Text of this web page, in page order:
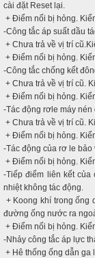
cài đặt Reset lại.
+ Điểm nối bị hỏng.
-Công tắc áp suất dầu
+ Chưa trả về vị trí
+ Điểm nối bị hỏng.
-Công tắc chống kết
+ Chưa trả về vị trí cũ.
+ Điểm nối bị hỏng.
-Tác động rơle máy nén
+ Chưa trả về vị trí cũ.
+ Điểm nối bị hỏng.
-Tác động của rơ le
+ Điểm nối bị hỏng.
-Tiếp điểm liên kết của
nhiệt không tác động.
+ Koong khí trong ống
đường ống nước ra
+ Điểm nối bị hỏng.
-Nhảy công tắc áp lực
+ Hê thống ống dẫn ga